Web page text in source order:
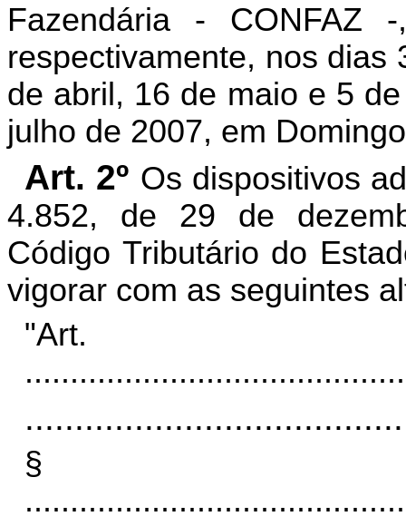
Fazendária - CONFAZ
respectivamente, nos dias
de abril, 16 de maio e 5
julho de 2007, em
Art. 2º Os dispositivos
4.852, de 29 de
Código Tributário do
vigorar com as seguintes
§